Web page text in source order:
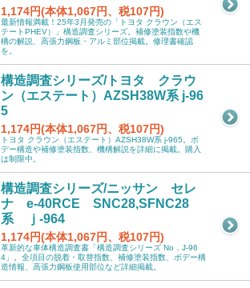
1,174円(本体1,067円、税107円)
最新情報満載！25年3月発売の「トヨタ クラウン（エス
テートPHEV）」構造調査シリーズ。補修塗装指数や機
構の解説、高張力鋼板・アルミ部位掲載。修理書確認
を。
構造調査シリーズ/トヨタ クラウ
ン（エステート）AZSH38W系 j-96
5
1,174円(本体1,067円、税107円)
トヨタ クラウン（エステート）AZSH38W系 j-965。ボ
デー構造や補修塗装指数、機構解説を詳細に掲載。購入
は制限中。
構造調査シリーズ/ニッサン セレ
ナ e-40RCE SNC28,SFNC28
系 ｊ-964
1,174円(本体1,067円、税107円)
革新的な車体構造調査書「構造調査シリーズ No．J-96
4」。全項目の脱着・取替指数、補修塗装指数、ボデー構
造情報、高張力鋼板使用部位など詳細掲載。